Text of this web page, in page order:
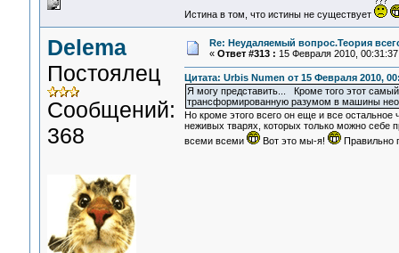
Истина в том, что истины не существует
Delema
Постоялец
Сообщений:
368
Re: Неудаляемый вопрос.Теория
« Ответ #313 : 15 Февраля 2010,
Цитата: Urbis Numen от 15 Февраля 2010,
Я могу представить... Кроме того этот самый
трансформированную разумом в машины
Но кроме этого всего он еще и все
неживых тварях, которых только можно себе
всеми всеми
Вот это мы-я! Правильно